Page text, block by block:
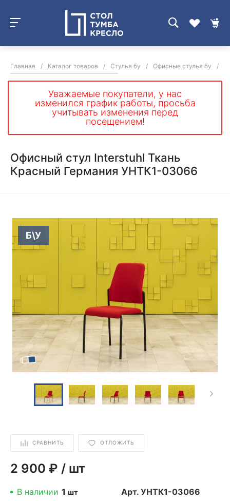
Главная / Каталог товаров / Стулья бу / Офисные стулья бу /
Уважаемые покупатели, у нас
изменился график работы, просьба
учитывать изменения перед
посещением!
Офисный стул Interstuhl Ткань
Красный Германия УНТК1-03066
Б\У
СРАВНИТЬ ОТЛОЖИТЬ
2 900 ₽ / шт
В наличии 1 шт Арт. УНТК1-03066